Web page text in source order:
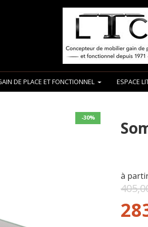
DE PLACE ET FONCTIONNEL ESPACE
-30%
à